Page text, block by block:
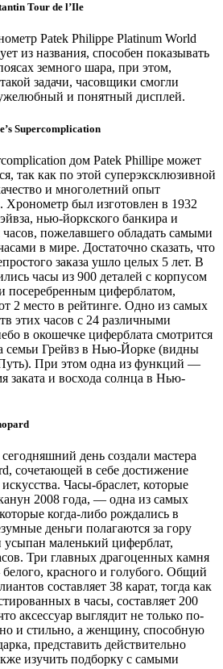
Tour de l’Ile
Patek Philippe Platinum World
из названия, способен показывать
земного шара, при этом,
задачи, часовщики смогли
и понятный дисплей.
Supercomplication
дом Patek Phillipe может
так как по этой суперэксклюзивной
и многолетний опыт
был изготовлен в 1932
нью-йоркского банкира и
пожелавшего обладать самыми
в мире. Достаточно сказать, что
заказа ушло целых 5 лет. В
часы из 900 деталей с корпусом
посеребренным циферблатом,
2 место в рейтинге. Одно из самых
этих часов с 24 различными
в окошечке циферблата смотрится
семьи Грейвз в Нью-Йорке (видны
При этом одна из функций —
заката и восхода солнца в Нью-
день создали мастера
сочетающей в себе достижение
Часы-браслет, которые
2008 года, — одна из самых
когда-либо рождались в
деньги полагаются за гору
маленький циферблат,
Три главных драгоценных камня
красного и голубого. Общий
составляет 38 карат, тогда как
в часы, составляет 200
аксессуар выглядит не только по-
и стильно, а женщину, способную
представить действительно
изучить подборку с самыми